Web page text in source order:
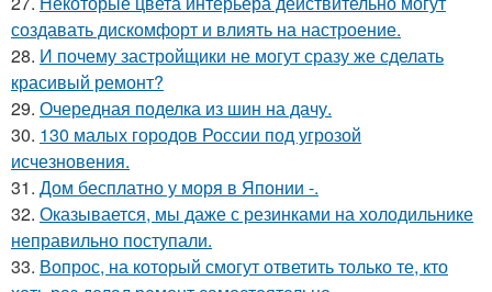
создавать дискомфорт и влиять на настроение.
28. И почему застройщики не могут сразу же сделать
красивый ремонт?
29. Очередная поделка из шин на дачу.
30. 130 малых городов России под угрозой
исчезновения.
31. Дом бесплатно у моря в Японии -.
32. Оказывается, мы даже с резинками на холодильнике
неправильно поступали.
33. Вопрос, на который смогут ответить только те, кто